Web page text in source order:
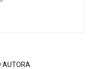
AUTORA